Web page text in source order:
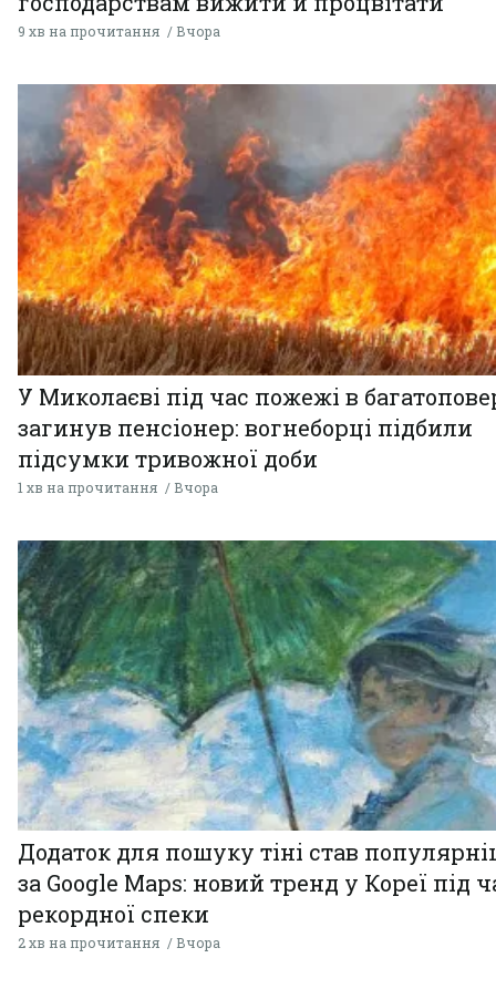
9 хв на прочитання Вчора
У Миколаєві під час пожежі в
загинув пенсіонер: вогнеборці підбили
підсумки тривожної доби
1 хв на прочитання Вчора
Додаток для пошуку тіні став
за Google Maps: новий тренд у Кореї під
рекордної спеки
2 хв на прочитання Вчора